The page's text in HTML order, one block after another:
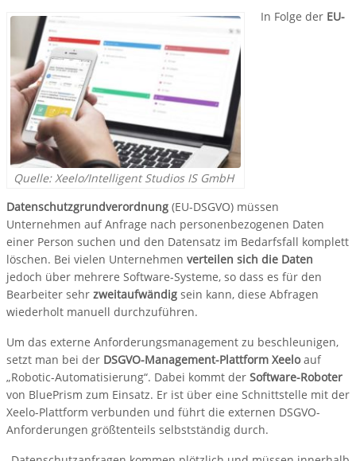
Quelle: Xeelo/Intelligent Studios IS GmbH
In Folge der EU-
Datenschutzgrundverordnung (EU-DSGVO) müssen
Unternehmen auf Anfrage nach personenbezogenen Daten
einer Person suchen und den Datensatz im Bedarfsfall komplett
löschen. Bei vielen Unternehmen verteilen sich die Daten
jedoch über mehrere Software-Systeme, so dass es für den
Bearbeiter sehr zweitaufwändig sein kann, diese Abfragen
wiederholt manuell durchzuführen.
Um das externe Anforderungsmanagement zu beschleunigen,
setzt man bei der DSGVO-Management-Plattform Xeeloauf
„Robotic-Automatisierung“. Dabei kommt der Software-Roboter
von BluePrism zum Einsatz. Er ist über eine Schnittstelle mit der
Xeelo-Plattform verbunden und führt die externen DSGVO-
Anforderungen größtenteils selbstständig durch.